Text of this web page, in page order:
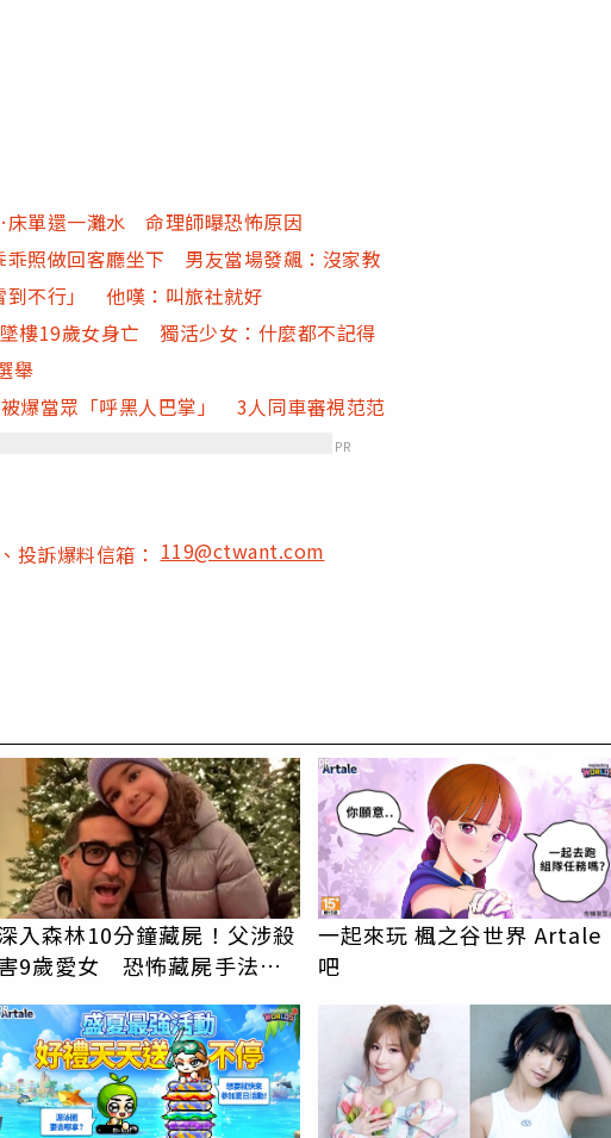
單還一灘水 命理師曝恐怖原因
照做回客廳坐下 男友當場發飆：沒家教
到不行」 他嘆：叫旅社就好
樓19歲女身亡 獨活少女：什麼都不記得
舉
爆當眾「呼黑人巴掌」 3人同車審視范范
PR
、投訴爆料信箱：119@ctwant.com
入森林10分鐘藏屍！父涉殺
9歲愛女 恐怖藏屍手法全
一起來玩 楓之谷世界 Artale
吧
PR